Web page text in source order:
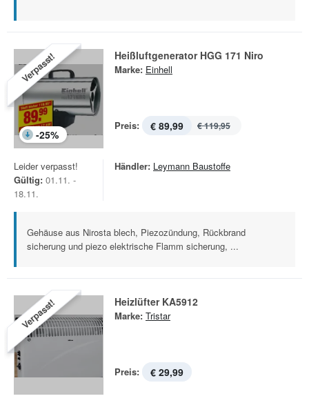
Verpasst!
-25%
Heißluftgenerator HGG 171 Niro
Marke: Einhell
Preis: € 89,99 € 119,95
Leider verpasst!
Gültig: 01.11. -
18.11.
Händler: Leymann Baustoffe
Gehäuse aus Nirosta blech, Piezozündung, Rückbrand
sicherung und piezo elektrische Flamm sicherung, ...
Verpasst! Heizlüfter KA5912
Marke: Tristar
Preis: € 29,99